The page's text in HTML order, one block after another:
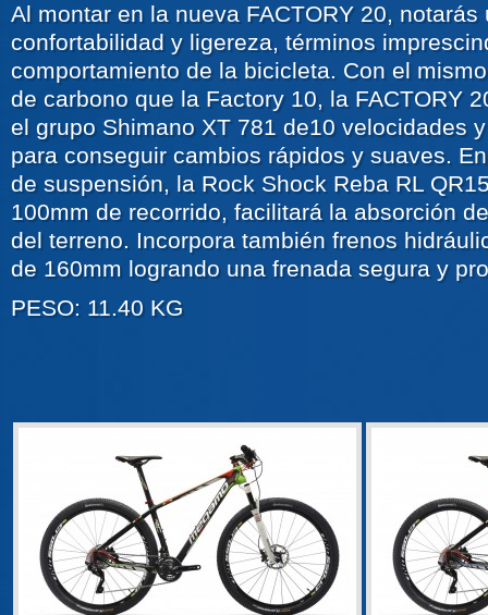
Al montar en la nueva FACTORY 20,
confortabilidad y ligereza, términos
comportamiento de la bicicleta. Con el
de carbono que la Factory 10, la FACTORY
el grupo Shimano XT 781 de10 velocidades
para conseguir cambios rápidos y suaves.
de suspensión, la Rock Shock Reba RL
100mm de recorrido, facilitará la absorción
del terreno. Incorpora también frenos
de 160mm logrando una frenada segura y
PESO: 11.40 KG